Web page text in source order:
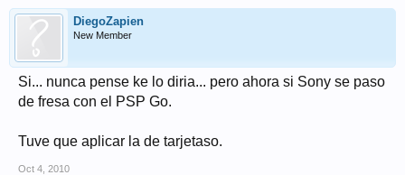
DiegoZapien
New Member
Si... nunca pense ke lo diria... pero ahora si Sony se paso
de fresa con el PSP Go.
Tuve que aplicar la de tarjetaso.
Oct 4, 2010